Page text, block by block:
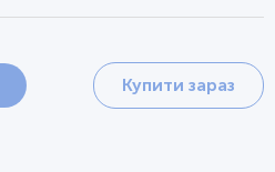
Купити зараз